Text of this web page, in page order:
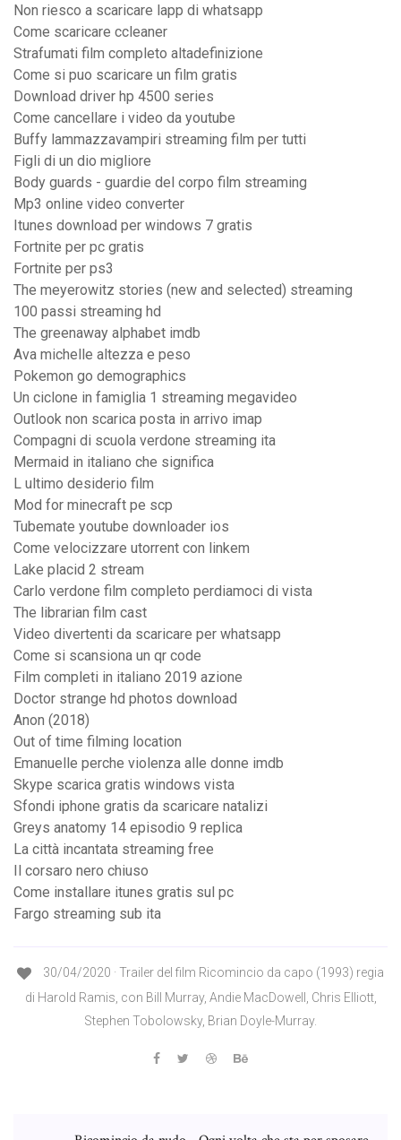
Non riesco a scaricare lapp di whatsapp
Come scaricare ccleaner
Strafumati film completo altadefinizione
Come si puo scaricare un film gratis
Download driver hp 4500 series
Come cancellare i video da youtube
Buffy lammazzavampiri streaming film per tutti
Figli di un dio migliore
Body guards - guardie del corpo film streaming
Mp3 online video converter
Itunes download per windows 7 gratis
Fortnite per pc gratis
Fortnite per ps3
The meyerowitz stories (new and selected) streaming
100 passi streaming hd
The greenaway alphabet imdb
Ava michelle altezza e peso
Pokemon go demographics
Un ciclone in famiglia 1 streaming megavideo
Outlook non scarica posta in arrivo imap
Compagni di scuola verdone streaming ita
Mermaid in italiano che significa
L ultimo desiderio film
Mod for minecraft pe scp
Tubemate youtube downloader ios
Come velocizzare utorrent con linkem
Lake placid 2 stream
Carlo verdone film completo perdiamoci di vista
The librarian film cast
Video divertenti da scaricare per whatsapp
Come si scansiona un qr code
Film completi in italiano 2019 azione
Doctor strange hd photos download
Anon (2018)
Out of time filming location
Emanuelle perche violenza alle donne imdb
Skype scarica gratis windows vista
Sfondi iphone gratis da scaricare natalizi
Greys anatomy 14 episodio 9 replica
La città incantata streaming free
Il corsaro nero chiuso
Come installare itunes gratis sul pc
Fargo streaming sub ita
30/04/2020 · Trailer del film Ricomincio da capo (1993) regia
di Harold Ramis, con Bill Murray, Andie MacDowell, Chris Elliott,
Stephen Tobolowsky, Brian Doyle-Murray.